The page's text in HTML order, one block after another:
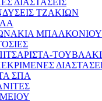
ΔΙΑΣΤΑΣΕΙΣ
ΤΖΑΚΙΩΝ
ΜΠΑΛΚΟΝΙΟΥ
ΣΠΑ